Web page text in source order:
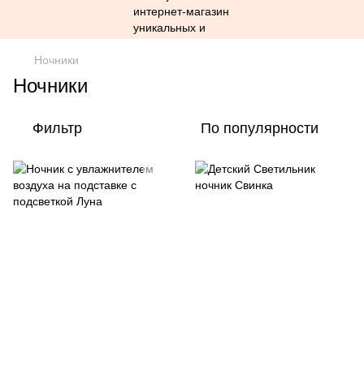
Ночники
Ночники
Фильтр По популярности